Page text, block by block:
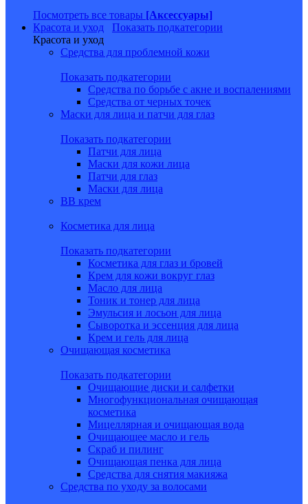
Посмотреть все товары [Аксессуары]
Красота и уход
Показать подкатегории
Красота и уход
Средства для проблемной кожи
Показать подкатегории
Средства по борьбе с акне и воспалениями
Средства от черных точек
Маски для лица и патчи для глаз
Показать подкатегории
Патчи для лица
Маски для кожи лица
Патчи для глаз
Маски для лица
BB крем
Косметика для лица
Показать подкатегории
Косметика для глаз и бровей
Крем для кожи вокруг глаз
Масло для лица
Тоник и тонер для лица
Эмульсия и лосьон для лица
Сыворотка и эссенция для лица
Крем и гель для лица
Очищающая косметика
Показать подкатегории
Очищающие диски и салфетки
Многофункциональная очищающая
косметика
Мицеллярная и очищающая вода
Очищающее масло и гель
Скраб и пилинг
Очищающая пенка для лица
Средства для снятия макияжа
Средства по уходу за волосами